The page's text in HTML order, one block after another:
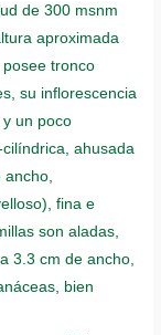
de 300 msnm
aproximada
tronco
su inflorescencia
un poco
ahusada
fina e
son aladas,
3.3 cm de ancho,
bien